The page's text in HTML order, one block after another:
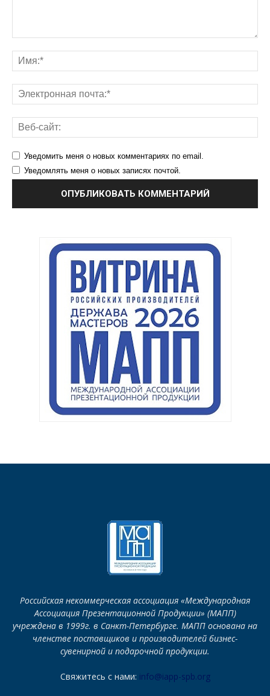
Уведомить меня о новых комментариях по email.
Уведомлять меня о новых записях почтой.
Российская некоммерческая ассоциация «Международная
Ассоциация Презентационной Продукции» (МАПП)
учреждена в 1999г. в Санкт-Петербурге. МАПП основана на
членстве поставщиков и производителей бизнес-
сувенирной и подарочной продукции.
Свяжитесь с нами: info@iapp-spb.org